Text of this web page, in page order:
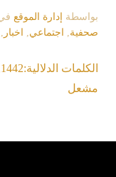
بواسطة إدارة الموقع
صحفية
اجتماعي اخبار
الكلمات الدلالية:1442
مشعل